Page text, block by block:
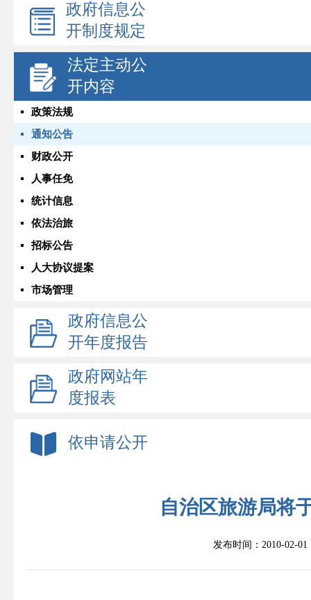
政府信息公
开制度规定
法定主动公
开内容
政策法规
通知公告
财政公开
人事任免
统计信息
依法治旅
招标公告
人大协议提案
市场管理
政府信息公
开年度报告
政府网站年
度报表
依申请公开
自治区旅游局将
发布时间：2010-02-